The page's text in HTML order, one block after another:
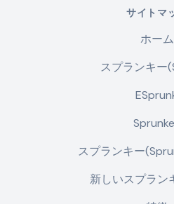
サイトマ
ホーム
スプランキー
スプランキー
新しいスプラン